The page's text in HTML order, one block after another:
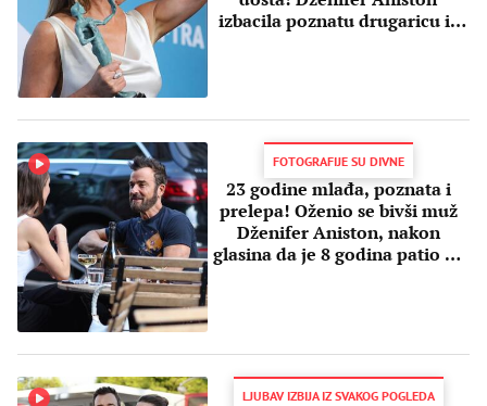
izbacila poznatu drugaricu iz
FOTOGRAFIJE SU DIVNE
23 godine mlađa, poznata i
prelepa! Oženio se bivši muž
Dženifer Aniston, nakon
glasina da je 8 godina patio za
LJUBAV IZBIJA IZ SVAKOG POGLEDA